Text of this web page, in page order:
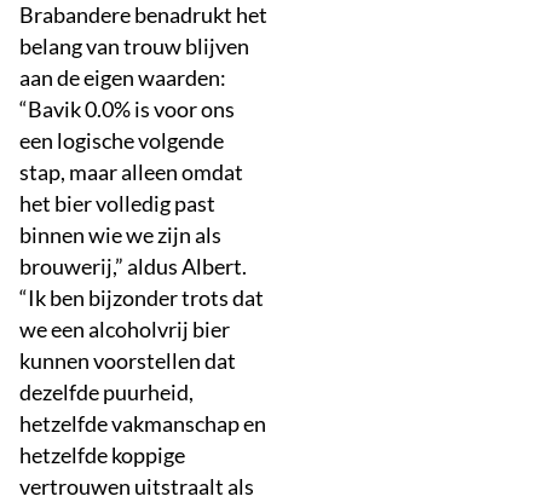
Brabandere benadrukt het
belang van trouw blijven
aan de eigen waarden:
“Bavik 0.0% is voor ons
een logische volgende
stap, maar alleen omdat
het bier volledig past
binnen wie we zijn als
brouwerij,” aldus Albert.
“Ik ben bijzonder trots dat
we een alcoholvrij bier
kunnen voorstellen dat
dezelfde puurheid,
hetzelfde vakmanschap en
hetzelfde koppige
vertrouwen uitstraalt als